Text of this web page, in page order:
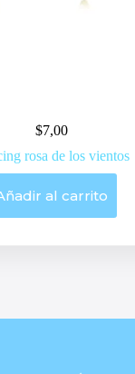
$7,00
rosa de los vientos
al carrito